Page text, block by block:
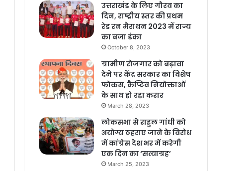
उत्तराखंड के लिए गौरव का
दिन, राष्ट्रीय स्तर की प्रथम
रेड रन मैराथन 2023 में राज्य
का बजा डंका
October 8, 2023
ग्रामीण रोजगार को बढ़ावा
देने पर केंद्र सरकार का विशेष
फोकस, कैप्टिव नियोक्ताओं
के साथ हो रहा करार
March 28, 2023
लोकसभा से राहुल गांधी को
अयोग्य ठहराए जाने के विरोध
में कांग्रेस देश भर में करेगी
एक दिन का ‘सत्याग्रह’
March 25, 2023